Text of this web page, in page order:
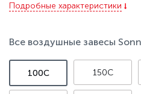
Подробные характеристики
Все воздушные завесы
100C 150C